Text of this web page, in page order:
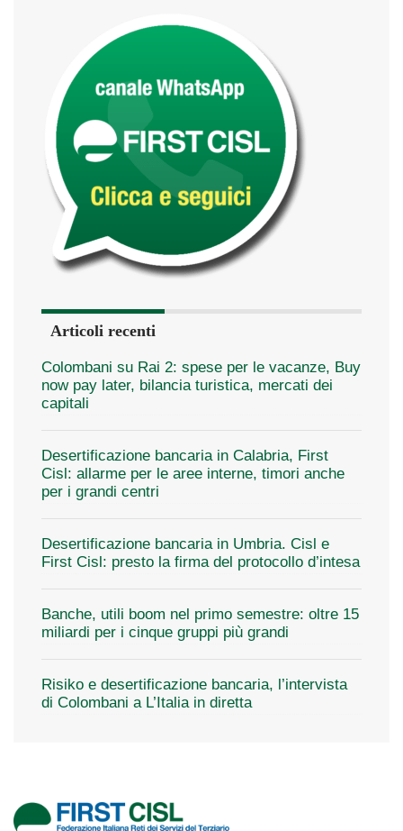
Articoli recenti
Colombani su Rai 2: spese per le vacanze, Buy
now pay later, bilancia turistica, mercati dei
capitali
Desertificazione bancaria in Calabria, First
Cisl: allarme per le aree interne, timori anche
per i grandi centri
Desertificazione bancaria in Umbria. Cisl e
First Cisl: presto la firma del protocollo d’intesa
Banche, utili boom nel primo semestre: oltre 15
miliardi per i cinque gruppi più grandi
Risiko e desertificazione bancaria, l’intervista
di Colombani a L’Italia in diretta